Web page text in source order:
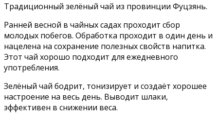
Традиционный зелёный чай из провинции Фуцзянь.
Ранней весной в чайных садах проходит сбор
молодых побегов. Обработка проходит в один день и
нацелена на сохранение полезных свойств напитка.
Этот чай хорошо подходит для ежедневного
употребления.
Зелёный чай бодрит, тонизирует и создаёт хорошее
настроение на весь день. Выводит шлаки,
эффективен в снижении веса.